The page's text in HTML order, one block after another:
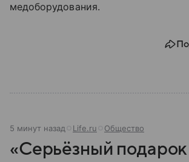
медоборудования.
5 минут назад Life.ru Общество
«Серьёзный подарок